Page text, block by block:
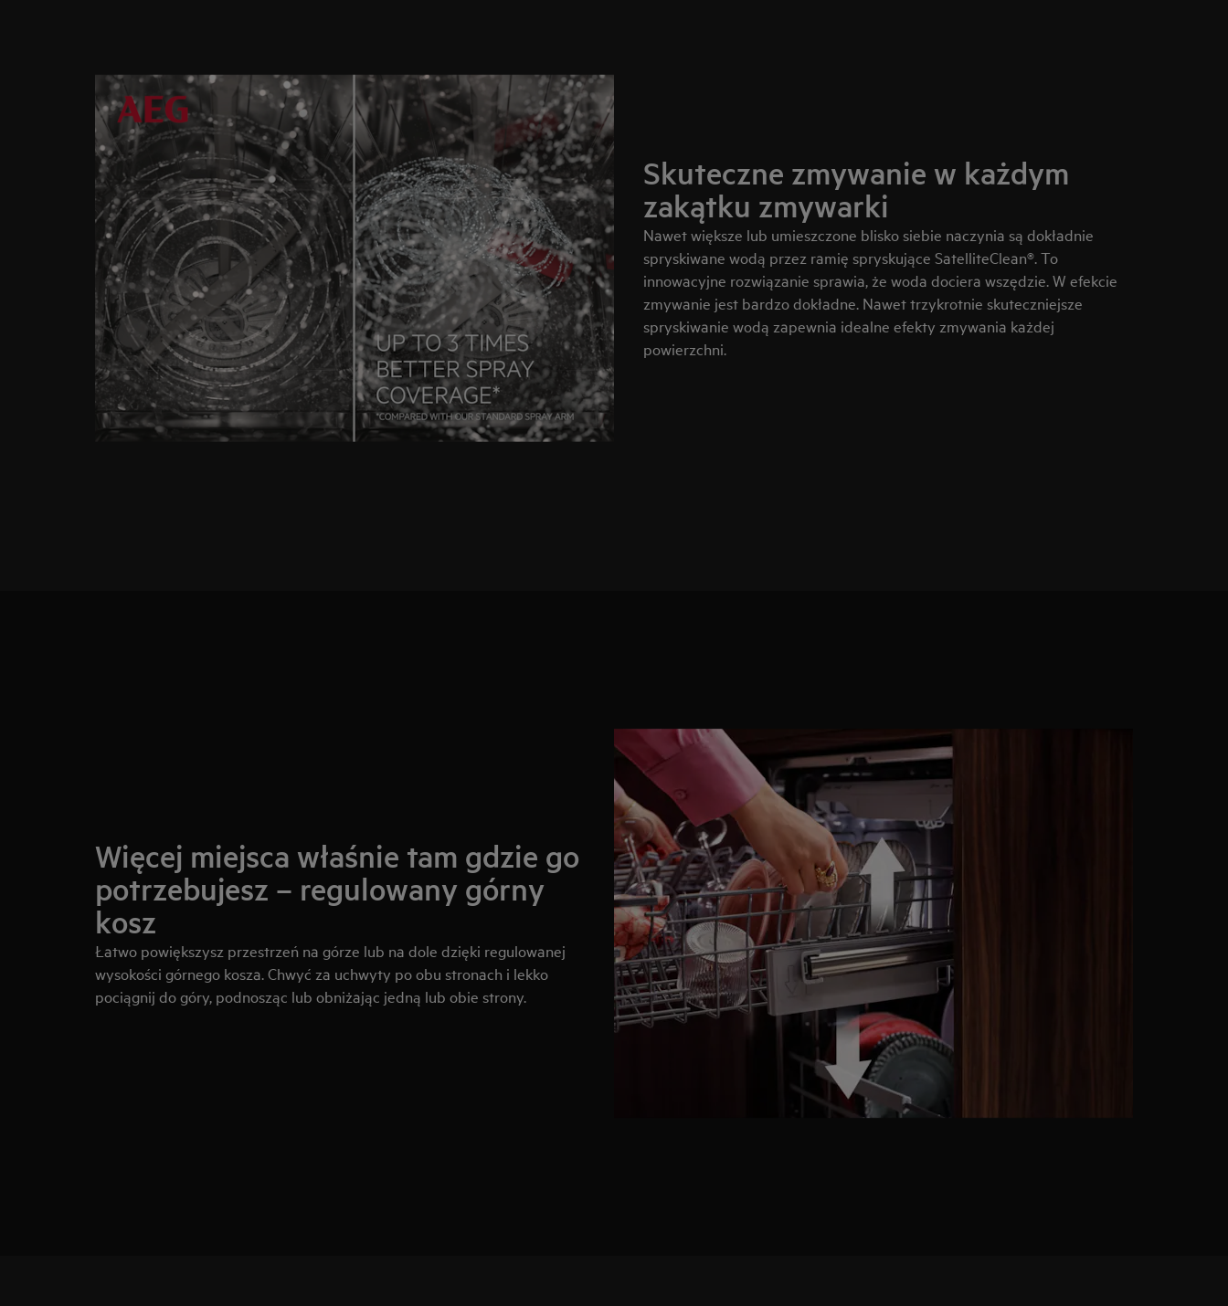
Skuteczne zmywanie w każdym
zakątku zmywarki
Nawet większe lub umieszczone blisko siebie naczynia są dokładnie
spryskiwane wodą przez ramię spryskujące SatelliteClean®. To
innowacyjne rozwiązanie sprawia, że woda dociera wszędzie. W efekcie
zmywanie jest bardzo dokładne. Nawet trzykrotnie skuteczniejsze
spryskiwanie wodą zapewnia idealne efekty zmywania każdej
powierzchni.
Więcej miejsca właśnie tam gdzie go
potrzebujesz – regulowany górny
kosz
Łatwo powiększysz przestrzeń na górze lub na dole dzięki regulowanej
wysokości górnego kosza. Chwyć za uchwyty po obu stronach i lekko
pociągnij do góry, podnosząc lub obniżając jedną lub obie strony.